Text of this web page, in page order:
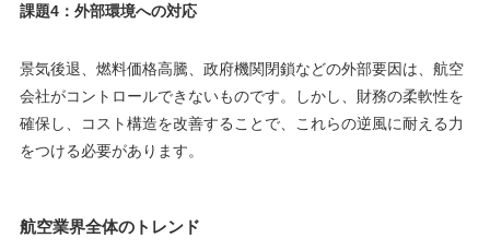
課題4：外部環境への対応
景気後退、燃料価格高騰、政府機関閉鎖などの外部要因は、航空
会社がコントロールできないものです。しかし、財務の柔軟性を
確保し、コスト構造を改善することで、これらの逆風に耐える力
をつける必要があります。
航空業界全体のトレンド